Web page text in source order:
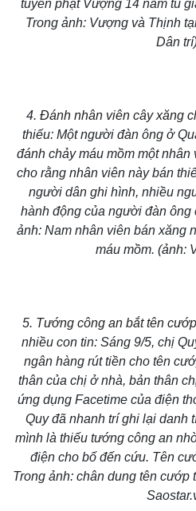
Thế giới
Quan sát
Cuộc sống đó đây
Hồ sơ
tuyên phạt Vượng 14 năm tù
Trong ảnh: Vượng và Thịnh
Dân
4. Đánh nhân viên cây xăng
thiếu: Một người đàn ông ở
đánh chảy máu mồm một
cho rằng nhân viên này bán
người dân ghi hình, nhiều
hành động của người đàn ông
ảnh: Nam nhân viên bán xăng
máu mồm. (ảnh:
5. Tướng công an bắt tên cướp
nhiều con tin: Sáng 9/5, chị
ngân hàng rút tiền cho tên
thân của chị ở nhà, bản thân
ứng dụng Facetime của điện
Quy đã nhanh trí ghi lại danh
mình là thiếu tướng công an
điện cho bố đến cứu. Tên
Trong ảnh: chân dung tên